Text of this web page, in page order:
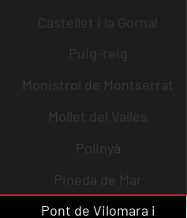
Castellet i la Gornal
Puig-reig
Monistrol de Montserrat
Mollet del Vallès
Polinyà
Pineda de Mar
Pont de Vilomara i